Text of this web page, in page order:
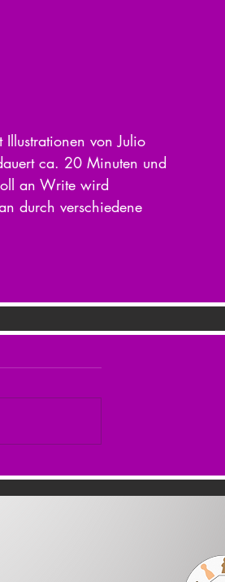
von Julio
ca. 20 Minuten und
an Write wird
durch verschiedene